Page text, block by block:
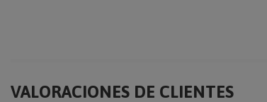
VALORACIONES DE CLIENTES